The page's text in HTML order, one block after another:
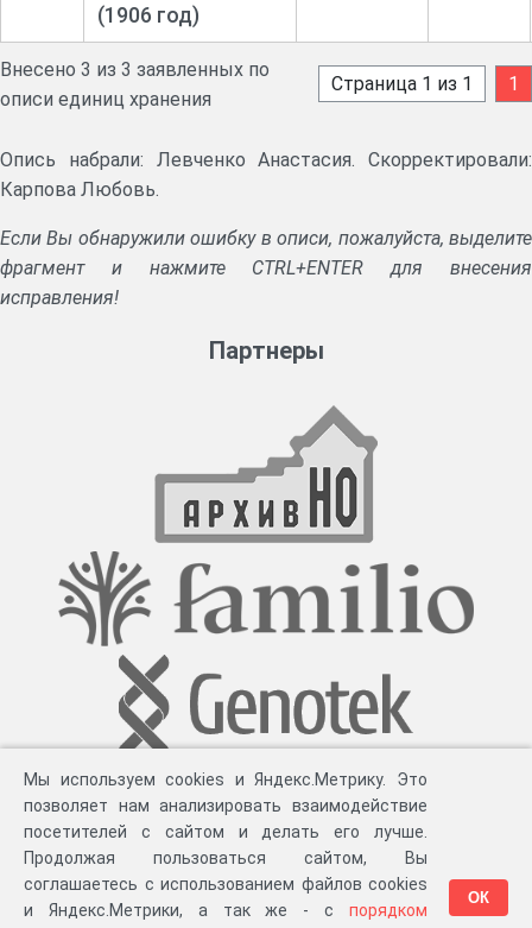
(1906 год)
Внесено 3 из 3 заявленных по
описи единиц хранения
Страница 1 из 1 1
Опись набрали: Левченко Анастасия. Скорректировали:
Карпова Любовь.
Если Вы обнаружили ошибку в описи, пожалуйста, выделите
фрагмент и нажмите CTRL+ENTER для внесения
исправления!
Партнеры
Мы используем cookies и Яндекс.Метрику. Это
позволяет нам анализировать взаимодействие
посетителей с сайтом и делать его лучше.
Продолжая пользоваться сайтом, Вы
соглашаетесь с использованием файлов cookies
и Яндекс.Метрики, а так же - с порядком
ОК